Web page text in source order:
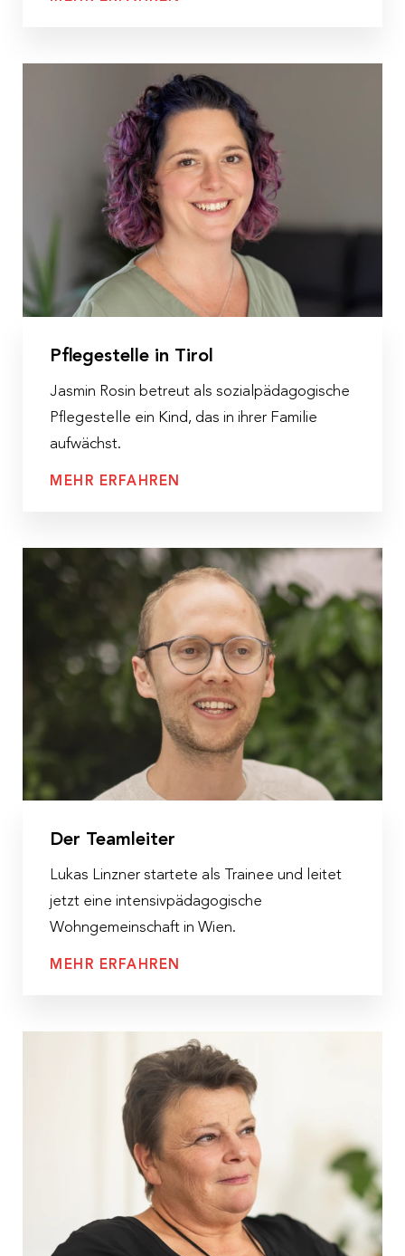
Pflegestelle in Tirol
Jasmin Rosin betreut als sozialpädagogische
Pflegestelle ein Kind, das in ihrer Familie
aufwächst.
MEHR ERFAHREN
Der Teamleiter
Lukas Linzner startete als Trainee und leitet
jetzt eine intensivpädagogische
Wohngemeinschaft in Wien.
MEHR ERFAHREN